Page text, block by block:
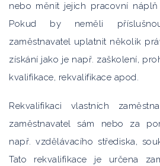
nebo měnit jejich pracovní
Pokud by neměli
zaměstnavatel uplatnit několik
získání jako je např. zaškolení,
kvalifikace, rekvalifikace apod.
Rekvalifikaci vlastních
zaměstnavatel sám nebo za
např. vzdělávacího střediska,
Tato rekvalifikace je určena